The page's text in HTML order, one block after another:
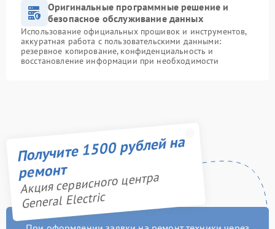
Оригинальные программные решение и
безопасное обслуживание данных
Использование официальных прошивок и инструментов,
аккуратная работа с пользовательскими данными:
резервное копирование, конфиденциальность и
восстановление информации при необходимости
Получите 1500 рублей на
ремонт
Акция сервисного центра
General Electric